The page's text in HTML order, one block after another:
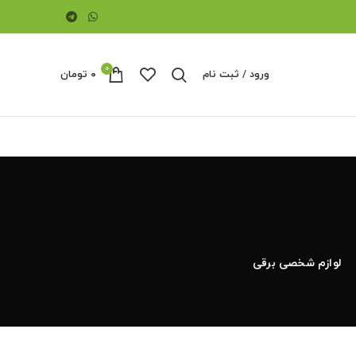
ورود / ثبت نام 0 ۰ تومان
لوازم شخصی برقی